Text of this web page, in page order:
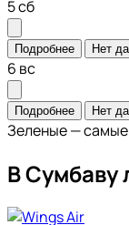
5сб
Подробнее Нет
6 вс
Подробнее Нет
Зеленые —
В Сумбаву